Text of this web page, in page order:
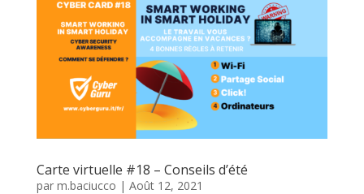
Carte virtuelle #18 – Conseils d’été
par m.baciucco | Août 12, 2021